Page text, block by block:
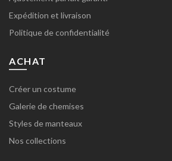
Expédition et livraison
Politique de confidentialité
ACHAT
Créer un costume
Galerie de chemises
Styles de manteaux
Nos collections